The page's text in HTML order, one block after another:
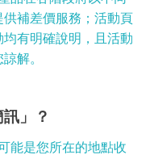
補差價服務；活動頁
有明確說明，且活動
解。
」？
能是您所在的地點收